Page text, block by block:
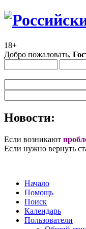
18+
Добро пожаловать,
Новости:
Если возникают
Если нужно вернуть
Начало
Помощь
Поиск
Календарь
Пользователи